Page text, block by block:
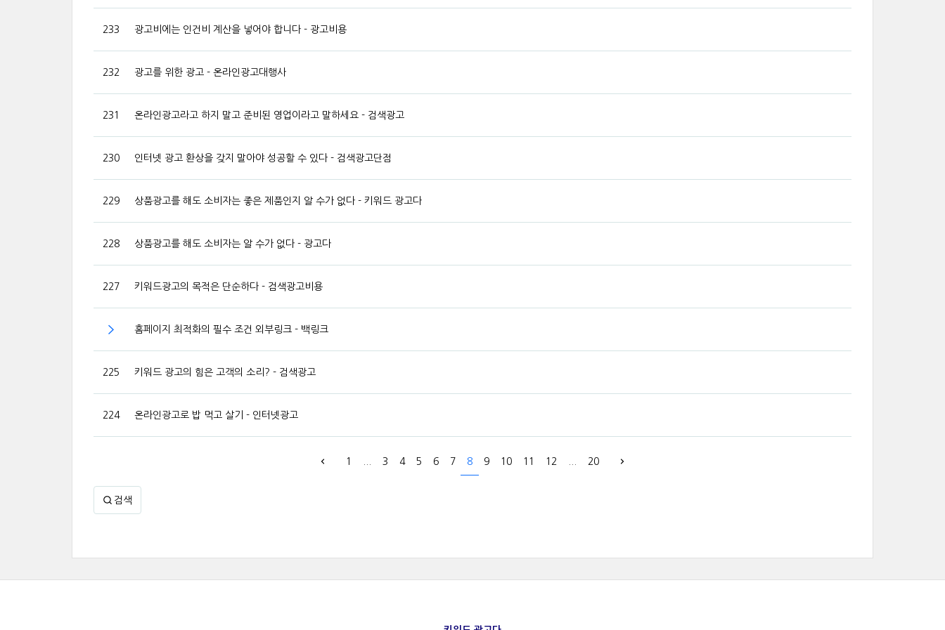
233 광고비에는 인건비 계산을 넣어야 합니다 - 광고비용
232 광고를 위한 광고 - 온라인광고대행사
231 온라인광고라고 하지 말고 준비된 영업이라고 말하세요 - 검색광고
230 인터넷 광고 환상을 갖지 말아야 성공할 수 있다 - 검색광고단점
229 상품광고를 해도 소비자는 좋은 제품인지 알 수가 없다 - 키워드 광고다
228 상품광고를 해도 소비자는 알 수가 없다 - 광고다
227 키워드광고의 목적은 단순하다 - 검색광고비용
홈페이지 최적화의 필수 조건 외부링크 - 백링크
225 키워드 광고의 힘은 고객의 소리? - 검색광고
224 온라인광고로 밥 먹고 살기 - 인터넷광고
1 3 4 5 6 7 8 9 10 11 12 20
검색